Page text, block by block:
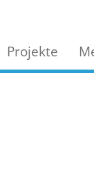
Projekte